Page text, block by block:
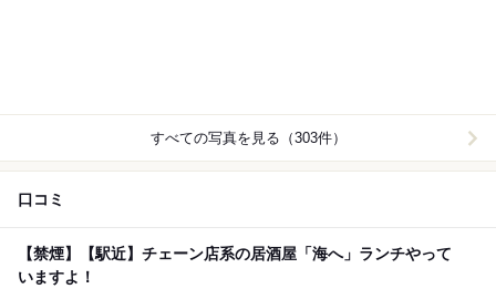
すべての写真を見る（303件）
口コミ
【禁煙】【駅近】チェーン店系の居酒屋「海へ」ランチやって
いますよ！